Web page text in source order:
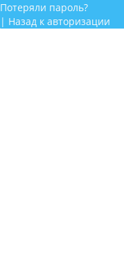
Потеряли пароль?
| Назад к авторизации